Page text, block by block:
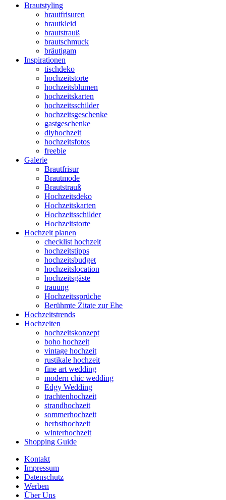
Brautstyling
brautfrisuren
brautkleid
brautstrauß
brautschmuck
bräutigam
Inspirationen
tischdeko
hochzeitstorte
hochzeitsblumen
hochzeitskarten
hochzeitsschilder
hochzeitsgeschenke
gastgeschenke
diyhochzeit
hochzeitsfotos
freebie
Galerie
Brautfrisur
Brautmode
Brautstrauß
Hochzeitsdeko
Hochzeitskarten
Hochzeitsschilder
Hochzeitstorte
Hochzeit planen
checklist hochzeit
hochzeitstipps
hochzeitsbudget
hochzeitslocation
hochzeitsgäste
trauung
Hochzeitssprüche
Berühmte Zitate zur Ehe
Hochzeitstrends
Hochzeiten
hochzeitskonzept
boho hochzeit
vintage hochzeit
rustikale hochzeit
fine art wedding
modern chic wedding
Edgy Wedding
trachtenhochzeit
strandhochzeit
sommerhochzeit
herbsthochzeit
winterhochzeit
Shopping Guide
Kontakt
Impressum
Datenschutz
Werben
Über Uns